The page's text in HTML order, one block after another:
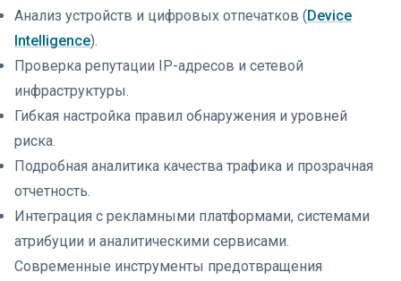
Анализ устройств и цифровых отпечатков (Device
Intelligence).
Проверка репутации IP-адресов и сетевой
инфраструктуры.
Гибкая настройка правил обнаружения и уровней
риска.
Подробная аналитика качества трафика и прозрачная
отчетность.
Интеграция с рекламными платформами, системами
атрибуции и аналитическими сервисами.
Современные инструменты предотвращения